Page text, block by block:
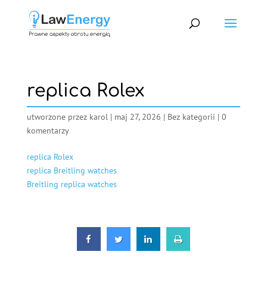
replica Rolex
utworzone przez karol| maj 27, 2026 | Bez kategorii | 0
komentarzy
replica Rolex
replica Breitling watches
Breitling replica watches